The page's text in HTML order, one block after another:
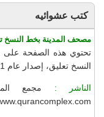
كتب عشوائيه
مصحف المدينة بخط النسخ
النسخ تعليق، إصدار عام 1431هـ.
الناشر : مجمع